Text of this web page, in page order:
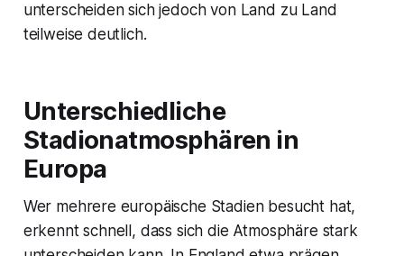
unterscheiden sich jedoch von Land zu Land
teilweise deutlich.
Unterschiedliche
Stadionatmosphären in
Europa
Wer mehrere europäische Stadien besucht hat,
erkennt schnell, dass sich die Atmosphäre stark